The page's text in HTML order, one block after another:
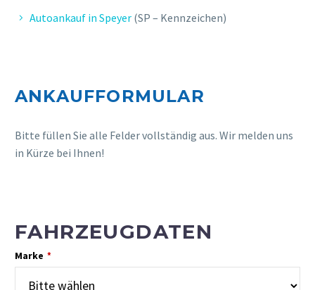
Autoankauf in Speyer (SP – Kennzeichen)
ANKAUFFORMULAR
Bitte füllen Sie alle Felder vollständig aus. Wir melden uns
in Kürze bei Ihnen!
FAHRZEUGDATEN
Marke *